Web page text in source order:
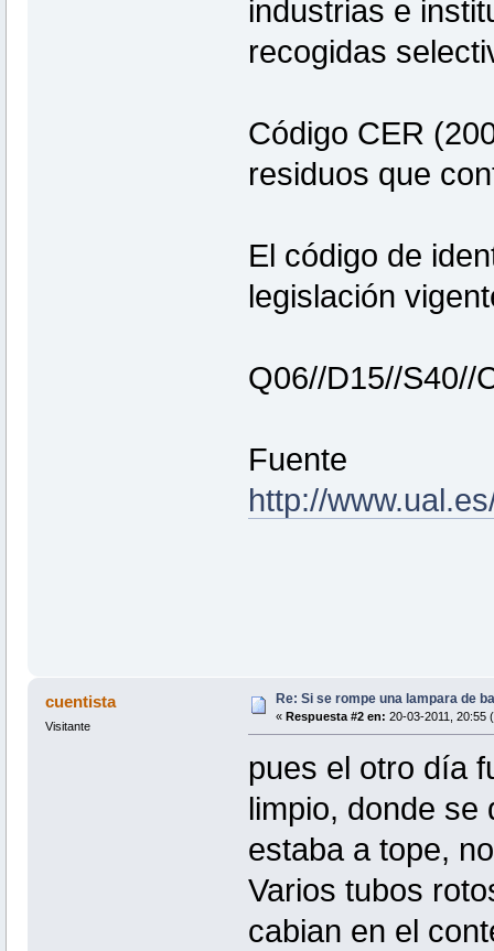
industrias e
recogidas
Código CER
residuos que
El código de
legislación
Q06//D15//S40//
Fuente
http://
cuentista
Visitante
Re: Si se rompe una lampara de
« Respuesta #2 en: 20-03-2011, 20:55
pues el otro día
limpio, donde se
estaba a tope,
Varios tubos
cabian en el